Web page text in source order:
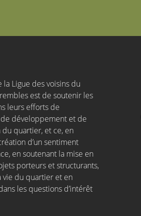
la Ligue des voisins du
est de soutenir les
leurs efforts de
développement et de
quartier, et ce, en
d’un sentiment
en soutenant la mise en
porteurs et structurants,
vie du quartier et en
les questions d’intérêt